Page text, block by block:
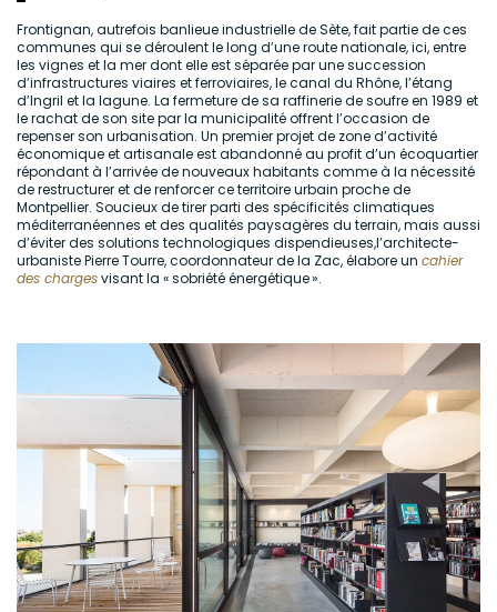
Frontignan, autrefois banlieue industrielle de Sète, fait partie de ces
communes qui se déroulent le long d’une route nationale, ici, entre
les vignes et la mer dont elle est séparée par une succession
d’infrastructures viaires et ferroviaires, le canal du Rhône, l’étang
d’Ingril et la lagune. La fermeture de sa raffinerie de soufre en 1989 et
le rachat de son site par la municipalité offrent l’occasion de
repenser son urbanisation. Un premier projet de zone d’activité
économique et artisanale est abandonné au profit d’un écoquartier
répondant à l’arrivée de nouveaux habitants comme à la nécessité
de restructurer et de renforcer ce territoire urbain proche de
Montpellier. Soucieux de tirer parti des spécificités climatiques
méditerranéennes et des qualités paysagères du terrain, mais aussi
d’éviter des solutions technologiques dispendieuses,l’architecte-
urbaniste Pierre Tourre, coordonnateur de la Zac, élabore un cahier
des chargesvisant la «sobriété énergétique».